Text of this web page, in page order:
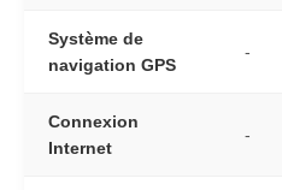
Système de
navigation GPS
-
Connexion
Internet
-